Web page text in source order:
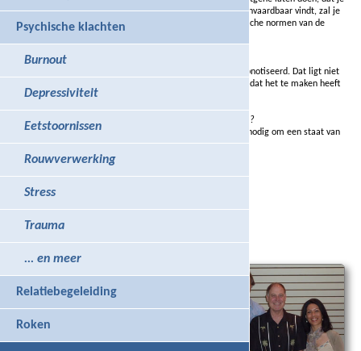
Psychische klachten
Burnout
Depressiviteit
Eetstoornissen
Rouwverwerking
Stress
Trauma
... en meer
Relatiebegeleiding
Roken
in het dagelijkse leven ook zou doen. Iets dat je onaanvaardbaar vindt, zal je
nooit doen. Daar bovenop druist dat in tegen de ethische normen van de
Kan iedereen gehypnotiseerd worden?
Nee, zo'n 25% van de mensen kan niet worden gehypnotiseerd. Dat ligt niet
aan hun persoonlijkheid. Recent onderzoek laat zien, dat het te maken heeft
met de werking van de hersenen.
Kan ik gehypnotiseerd worden zonder dat ik het weet?
Theoretisch wel, maar in de praktijk is je bereidheid nodig om een staat van
hypnose te verkrijgen.
Kan ik tegen mijn wil gehypnotiseerd worden?
Onze opleiding
Wij zijn opgeleid door
Amerikaanse hypnotherapeut.